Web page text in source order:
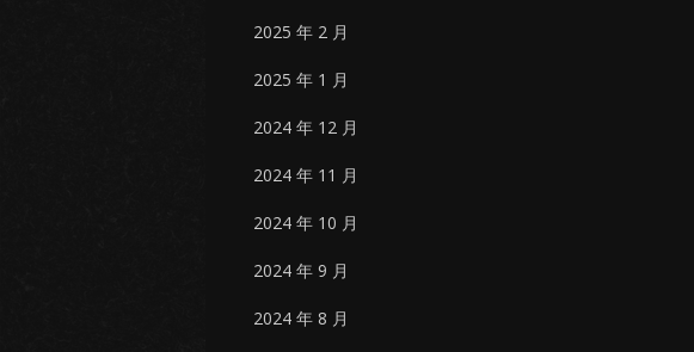
2025 年 2 月
2025 年 1 月
2024 年 12 月
2024 年 11 月
2024 年 10 月
2024 年 9 月
2024 年 8 月